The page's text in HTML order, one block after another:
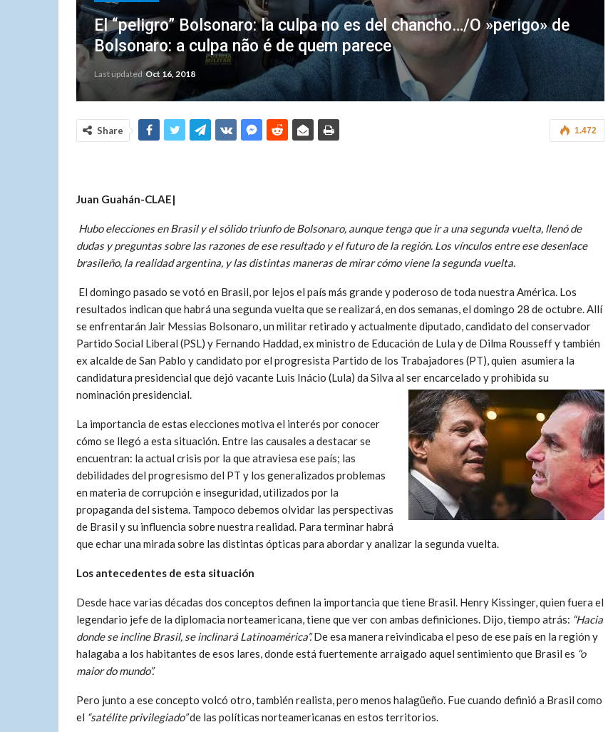
El “peligro” Bolsonaro: la culpa no es del chancho…/O »perigo» de
Bolsonaro: a culpa não é de quem parece
Last updated Oct 16, 2018
1.472
Share
Juan Guahán-CLAE|
Hubo elecciones en Brasil y el sólido triunfo de Bolsonaro, aunque tenga que ir a una segunda vuelta, llenó de
dudas y preguntas sobre las razones de ese resultado y el futuro de la región. Los vínculos entre ese desenlace
brasileño, la realidad argentina, y las distintas maneras de mirar cómo viene la segunda vuelta.
El domingo pasado se votó en Brasil, por lejos el país más grande y poderoso de toda nuestra América. Los
resultados indican que habrá una segunda vuelta que se realizará, en dos semanas, el domingo 28 de octubre. Allí
se enfrentarán Jair Messias Bolsonaro, un militar retirado y actualmente diputado, candidato del conservador
Partido Social Liberal (PSL) y Fernando Haddad, ex ministro de Educación de Lula y de Dilma Rousseff y también
ex alcalde de San Pablo y candidato por el progresista Partido de los Trabajadores (PT), quien asumiera la
candidatura presidencial que dejó vacante Luis Inácio (Lula) da Silva al ser encarcelado y prohibida su
nominación presidencial.
La importancia de estas elecciones motiva el interés por conocer
cómo se llegó a esta situación. Entre las causales a destacar se
encuentran: la actual crisis por la que atraviesa ese país; las
debilidades del progresismo del PT y los generalizados problemas
en materia de corrupción e inseguridad, utilizados por la
propaganda del sistema. Tampoco debemos olvidar las perspectivas
de Brasil y su influencia sobre nuestra realidad. Para terminar habrá
que echar una mirada sobre las distintas ópticas para abordar y analizar la segunda vuelta.
Los antecedentes de esta situación
Desde hace varias décadas dos conceptos definen la importancia que tiene Brasil. Henry Kissinger, quien fuera el
legendario jefe de la diplomacia norteamericana, tiene que ver con ambas definiciones. Dijo, tiempo atrás: “Hacia
donde se incline Brasil, se inclinará Latinoamérica”.De esa manera reivindicaba el peso de ese país en la región y
halagaba a los habitantes de esos lares, donde está fuertemente arraigado aquel sentimiento que Brasil es “o
maior do mundo”.
Pero junto a ese concepto volcó otro, también realista, pero menos halagüeño. Fue cuando definió a Brasil como
el “satélite privilegiado”de las políticas norteamericanas en estos territorios.